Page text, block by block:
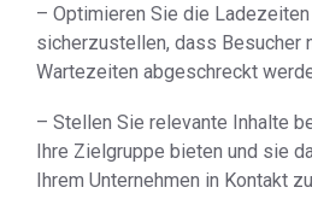
– Optimieren Sie die
sicherzustellen, dass Besucher
Wartezeiten abgeschreckt
– Stellen Sie relevante Inhalte
Ihre Zielgruppe bieten und sie
Ihrem Unternehmen in Kontakt